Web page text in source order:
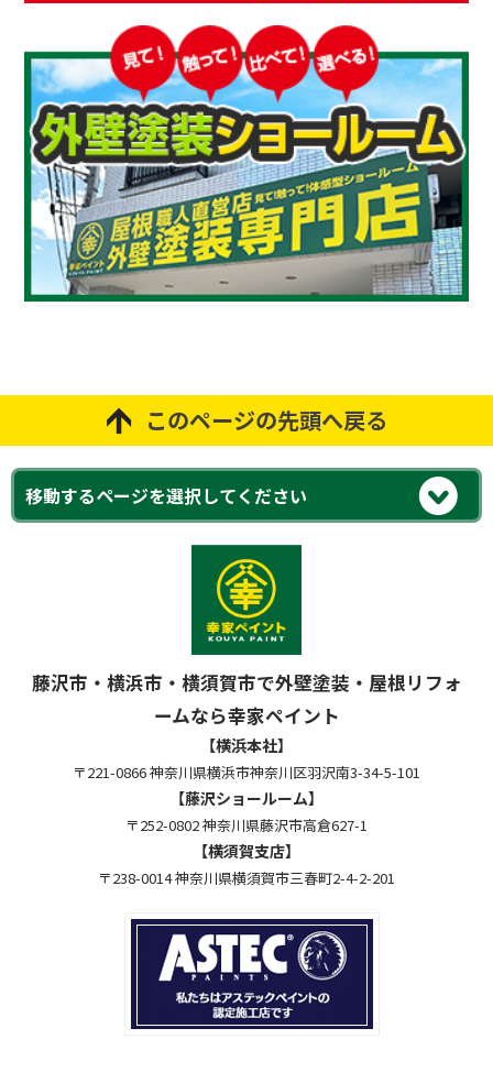
このページの先頭へ戻る
藤沢市・横浜市・横須賀市で外壁塗装・屋根リフォ
ームなら幸家ペイント
【横浜本社】
〒221-0866 神奈川県横浜市神奈川区羽沢南3-34-5-101
【藤沢ショールーム】
〒252-0802 神奈川県藤沢市高倉627-1
【横須賀支店】
〒238-0014 神奈川県横須賀市三春町2-4-2-201